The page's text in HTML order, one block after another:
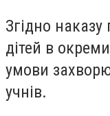
Згідно
дітей в
умови
учнів.